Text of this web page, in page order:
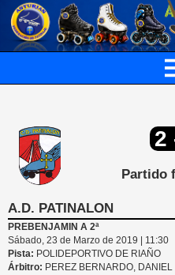
2
Partido
A.D. PATINALON
PREBENJAMIN A 2ª
Sábado, 23 de Marzo de 2019 | 11:30
Pista: POLIDEPORTIVO DE RIAÑO
Árbitro: PEREZ BERNARDO, DANIEL